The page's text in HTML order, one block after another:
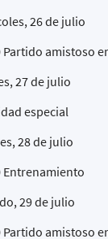
26 de julio
Partido amistoso
27 de julio
especial
28 de julio
Entrenamiento
29 de julio
Partido amistoso